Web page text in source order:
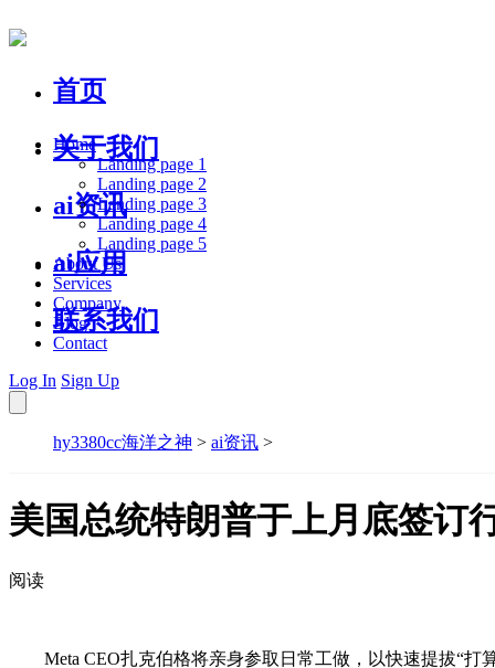
首页
关于我们
ai资讯
ai应用
联系我们
Home
Landing page 1
Landing page 2
Landing page 3
Landing page 4
Landing page 5
About Us
Services
Company
Blog
Contact
Log In Sign Up
hy3380cc海洋之神 > ai资讯 >
美国总统特朗普于上月底签订
阅读
Meta CEO扎克伯格将亲身参取日常工做，以快速提拔“打